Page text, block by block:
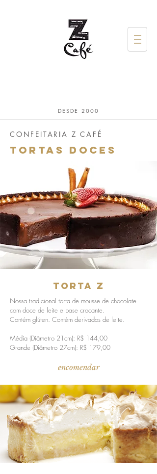
DESDE 2000
CONFEITARIA Z CAFÉ
TORTAS DOCES
torta z
Nossa tradicional torta de mousse de chocolate
com doce de leite e base crocante.
Contém glúten. Contém derivados de leite.
Média (Diâmetro 21cm): R$ 144,00
Grande (Diâmetro 27cm): R$ 179,00
encomendar